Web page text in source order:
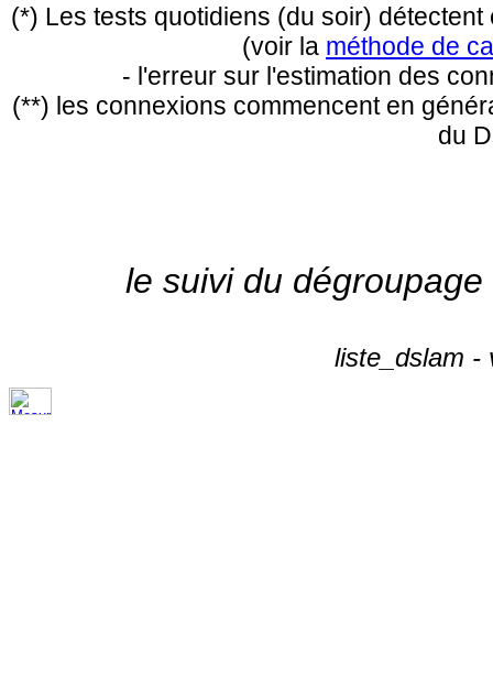
(*) Les tests quotidiens (du soir)
(voir la méthode de
- l'erreur sur l'estimation des
(**) les connexions commencent en
du
le suivi du
liste_dslam -